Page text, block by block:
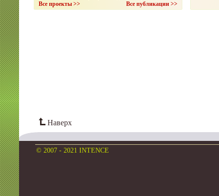
Все проекты >>
Все публикации >>
Наверх
© 2007 - 2021 INTENCE